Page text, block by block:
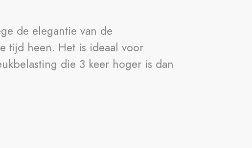
de elegantie van de
tijd heen. Het is ideaal voor
die 3 keer hoger is dan